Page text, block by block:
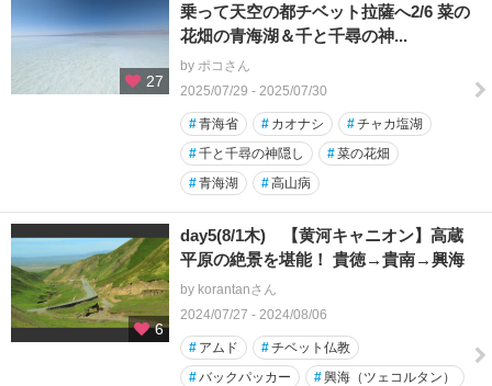
27
乗って天空の都チベット拉薩へ2/6 菜の
花畑の青海湖＆千と千尋の神...
by ポコさん
2025/07/29 - 2025/07/30
#青海省 # カオナシ #チャカ塩湖
#千と千尋の神隠し #菜の花畑
#青海湖 #高山病
6
day5(8/1木) 【黄河キャニオン】高蔵
平原の絶景を堪能！ 貴徳→貴南→興海
by korantanさん
2024/07/27 - 2024/08/06
# アムド #チベット仏教
#バックパッカー #興海（ツェコルタン）